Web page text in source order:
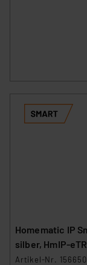
Homematic IP
silber, HmIP-
Artikel-Nr. 156650